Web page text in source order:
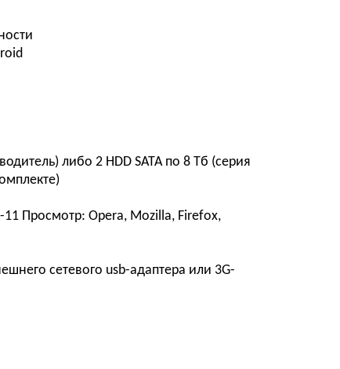
либо 2 HDD SATA по 8 Тб (серия
Просмотр: Opera, Mozilla, Firefox,
сетевого usb-адаптера или 3G-